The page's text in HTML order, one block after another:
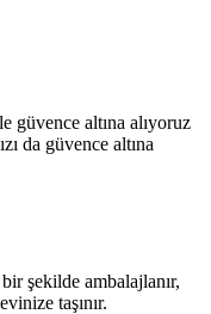
güvence altına alıyoruz
da güvence altına
şekilde ambalajlanır,
taşınır.